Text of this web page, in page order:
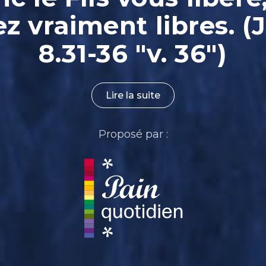
vraiment libres.
8.31-36 "v. 36")
Lire la suite
Proposé par :